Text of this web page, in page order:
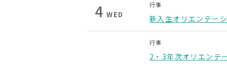
4 WED
行事
新入生オリエンテー
行事
2・3年次オリエンテ